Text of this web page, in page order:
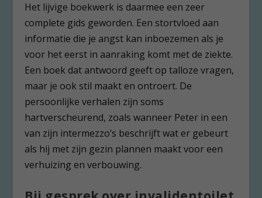
Het lijvige boekwerk is daarmee een zeer
complete gids geworden. Een stortvloed aan
informatie die je angst kan inboezemen als je
voor het eerst in aanraking komt met de ziekte.
Een boek dat antwoord geeft op talloze vragen,
maar je ook stil maakt en ontroert. De
persoonlijke verhalen zijn soms
hartverscheurend, zoals wanneer Peter in een
van zijn intermezzo’s beschrijft wat er gebeurt
als hij met zijn gezin plannen maakt voor een
verhuizing en verbouwing.